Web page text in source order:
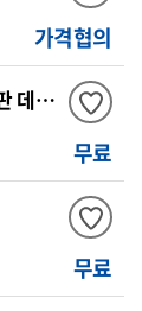
가격협의
인공지능 모델을 위한 번호판 데이터
무료
무료